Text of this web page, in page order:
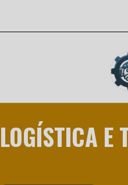
LOGÍSTICA E